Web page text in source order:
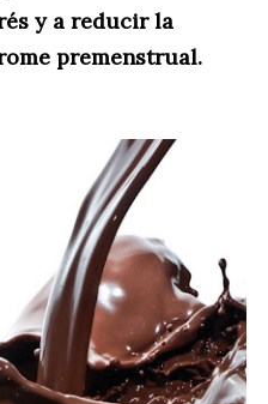
y a reducir la
premenstrual.